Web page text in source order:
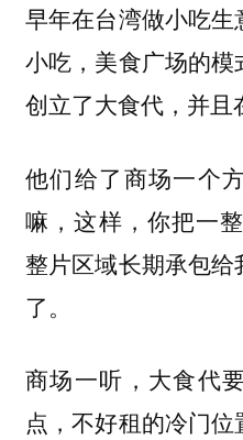
早年在台湾做小吃
小吃，美食广场的
创立了大食代，并且
他们给了商场一个
嘛，这样，你把一
整片区域长期承包
了。
商场一听，大食代
点，不好租的冷门位